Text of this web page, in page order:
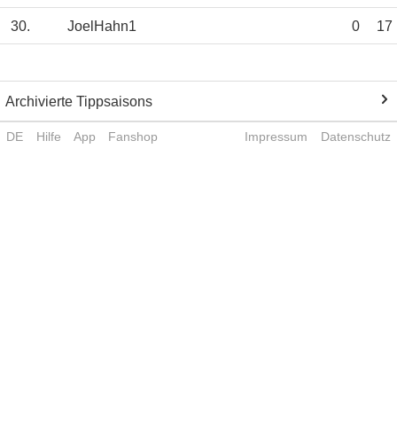
30. JoelHahn1 0 17
Archivierte Tippsaisons
DE Hilfe App Fanshop Impressum Datenschutz